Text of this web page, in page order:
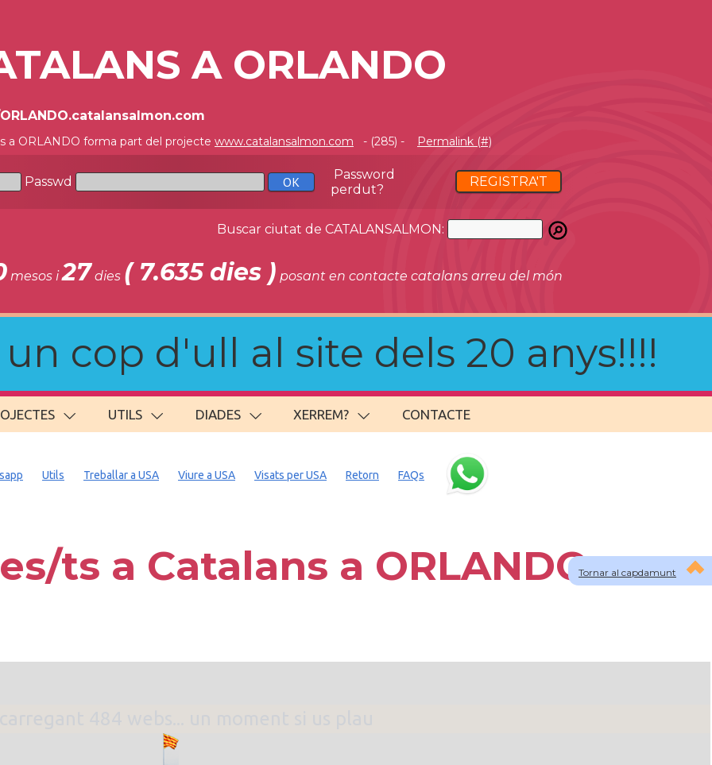
A ORLANDO
a ORLANDO forma part del projecte www.catalansalmon.com - (285) - Permalink (#)
Passwd
Password
perdut?
REGISTRA'T
Buscar ciutat de CATALANSALMON:
mesos i27 dies ( 7.635 dies ) posant en contacte catalans arreu del món
cop d'ull al site dels 20 anys!!!!
UTILS DIADES XERREM? CONTACTE
Tornar al capdamunt
Utils Treballar a USA Viure a USA Visats per USA Retorn FAQs
ts a Catalans a ORLANDO